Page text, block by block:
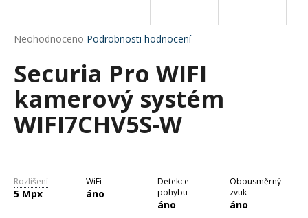
Průměrné
produktu
je
0,0
5
hvězdiček.
Neohodnoceno Podrobnosti hodnocení
Securia Pro WIFI
kamerový systém
WIFI7CHV5S-W
Rozlišení
5 Mpx
WiFi
áno
Detekce
pohybu
áno
Obousměrný
zvuk
áno
j
t
?